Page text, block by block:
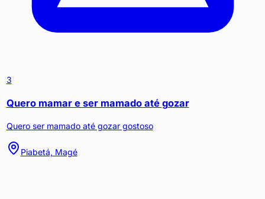
3
Quero mamar e ser mamado até gozar
Quero ser mamado até gozar gostoso
Piabetá, Magé